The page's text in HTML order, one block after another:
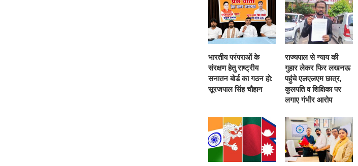
भारतीय परंपराओं के
संरक्षण हेतु राष्ट्रीय
सनातन बोर्ड का गठन हो:
सूरजपाल सिंह चौहान
राज्यपाल से न्याय की
गुहार लेकर फिर लखनऊ
पहुंचे एलएलएम छात्र,
कुलपति व शिक्षिका पर
लगाए गंभीर आरोप